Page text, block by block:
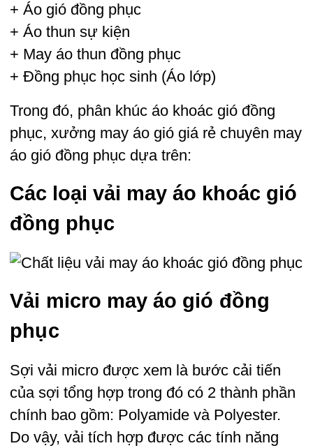
+ Áo gió đồng phục
+ Áo thun sự kiện
+ May áo thun đồng phục
+ Đồng phục học sinh (Áo lớp)
Trong đó, phân khúc áo khoác gió đồng
phục, xưởng may áo gió giá rẻ chuyên may
áo gió đồng phục dựa trên:
Các loại vải may áo khoác gió
đồng phục
Vải micro may áo gió đồng
phục
Sợi vải micro được xem là bước cải tiến
của sợi tổng hợp trong đó có 2 thành phần
chính bao gồm: Polyamide và Polyester.
Do vậy, vải tích hợp được các tính năng